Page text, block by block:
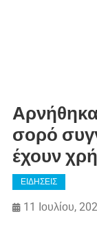
σορό
έχουν
ΕΙΔΗΣΕΙΣ
11 Ιουλίου,